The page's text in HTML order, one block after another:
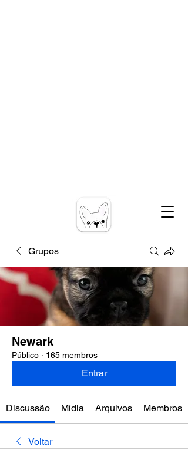
Grupos
Newark
Público · 165 membros
Entrar
Discussão Mídia Arquivos Membros
Voltar